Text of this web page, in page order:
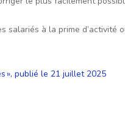
salariés à la prime d’activité
», publié le 21 juillet 2025